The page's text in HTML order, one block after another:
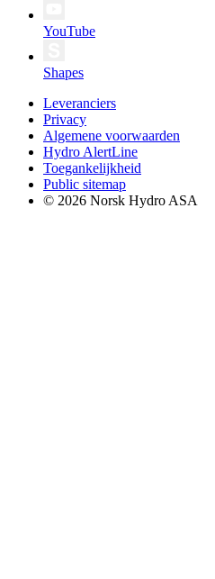
YouTube
Shapes
Leveranciers
Privacy
Algemene voorwaarden
Hydro AlertLine
Toegankelijkheid
Public sitemap
© 2026 Norsk Hydro ASA